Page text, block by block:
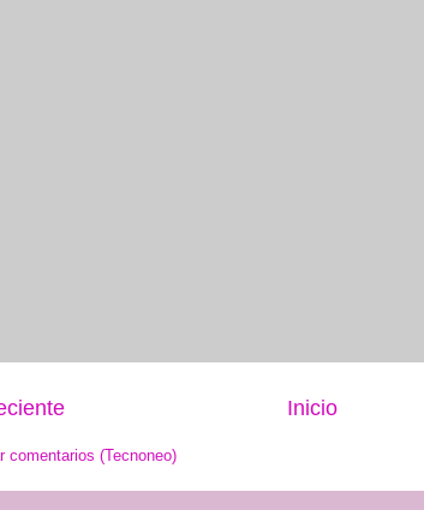
Inicio
comentarios (Tecnoneo)